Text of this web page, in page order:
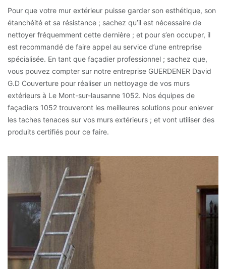
Pour que votre mur extérieur puisse garder son esthétique, son
étanchéité et sa résistance ; sachez qu’il est nécessaire de
nettoyer fréquemment cette dernière ; et pour s’en occuper, il
est recommandé de faire appel au service d’une entreprise
spécialisée. En tant que façadier professionnel ; sachez que,
vous pouvez compter sur notre entreprise GUERDENER David
G.D Couverture pour réaliser un nettoyage de vos murs
extérieurs à Le Mont-sur-lausanne 1052. Nos équipes de
façadiers 1052 trouveront les meilleures solutions pour enlever
les taches tenaces sur vos murs extérieurs ; et vont utiliser des
produits certifiés pour ce faire.